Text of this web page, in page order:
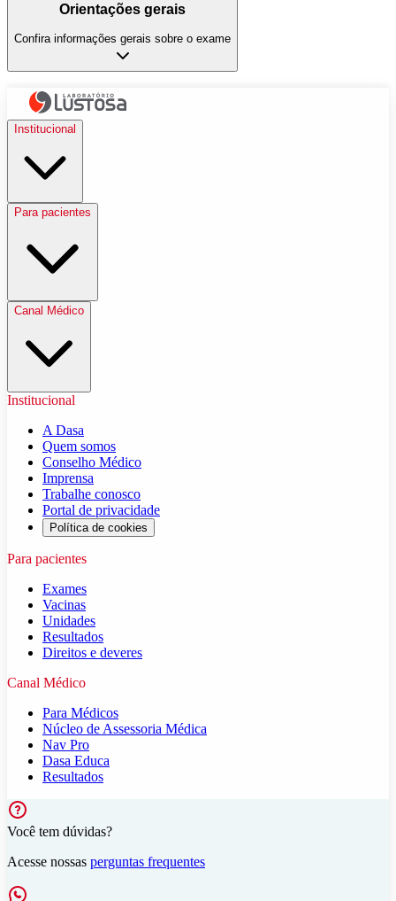
Orientações gerais
Confira informações gerais sobre o exame
Institucional
Para pacientes
Canal Médico
Institucional
A Dasa
Quem somos
Conselho Médico
Imprensa
Trabalhe conosco
Portal de privacidade
Política de cookies
Para pacientes
Exames
Vacinas
Unidades
Resultados
Direitos e deveres
Canal Médico
Para Médicos
Núcleo de Assessoria Médica
Nav Pro
Dasa Educa
Resultados
Você tem dúvidas?
Acesse nossas perguntas frequentes